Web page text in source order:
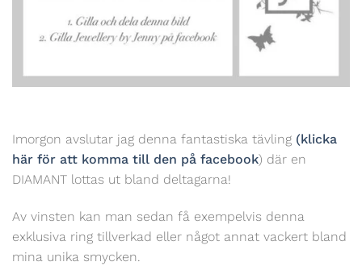
Imorgon avslutar jag denna fantastiska tävling (klicka
här för att komma till den på facebook) där en
DIAMANT lottas ut bland deltagarna!
Av vinsten kan man sedan få exempelvis denna
exklusiva ring tillverkad eller något annat vackert bland
mina unika smycken.